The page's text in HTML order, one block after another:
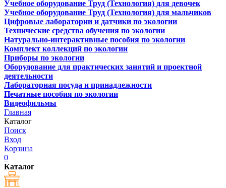
Учебное оборудование Труд (Технология) для девочек
Учебное оборудование Труд (Технология) для мальчиков
Цифровые лаборатории и датчики по экологии
Технические средства обучения по экологии
Натурально-интерактивные пособия по экологии
Комплект коллекций по экологии
Приборы по экологии
Оборудование для практических занятий и проектной
деятельности
Лабораторная посуда и принадлежности
Печатные пособия по экологии
Видеофильмы
Главная
Каталог
Поиск
Вход
Корзина
0
Каталог